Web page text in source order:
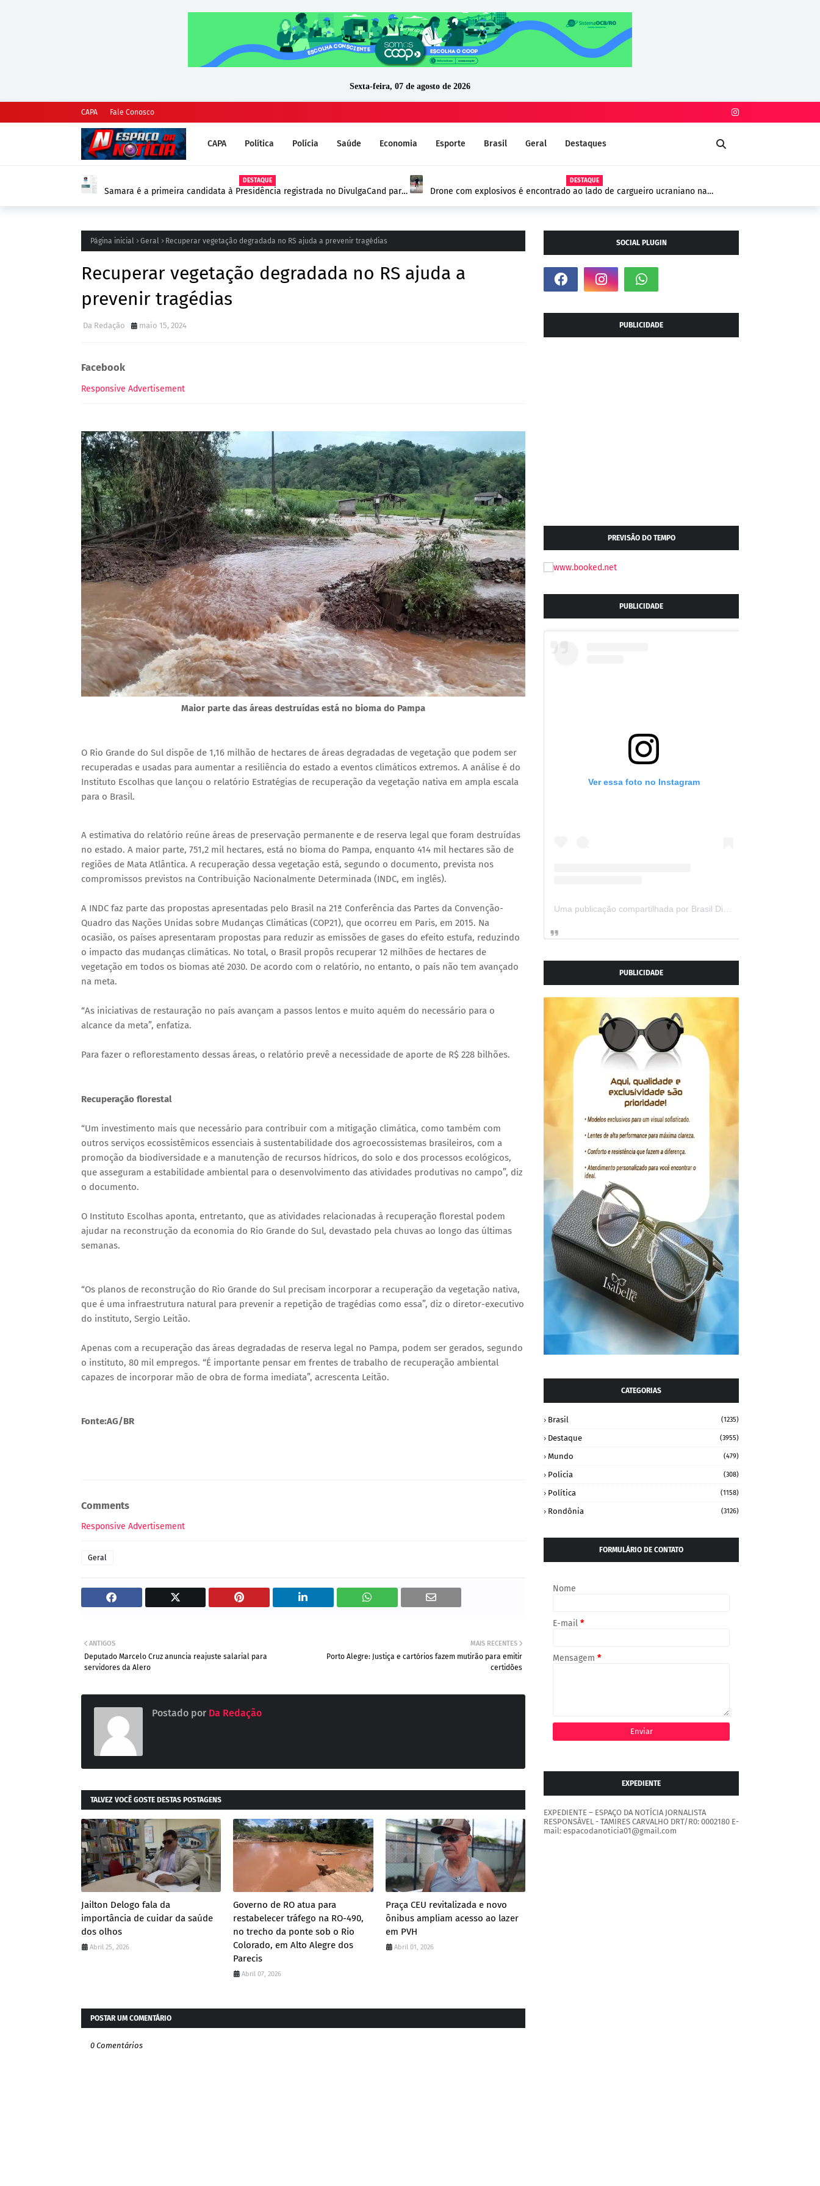
Sexta-feira, 07 de agosto de 2026
CAPA Fale Conosco
CAPA Política Polícia Saúde Economia Esporte Brasil Geral Destaques
DESTAQUE
Samara é a primeira candidata à Presidência registrada no DivulgaCand para
DESTAQUE
Drone com explosivos é encontrado ao lado de cargueiro ucraniano na
Página inicial Geral Recuperar vegetação degradada no RS ajuda a prevenir tragédias
Recuperar vegetação degradada no RS ajuda a
prevenir tragédias
Da Redação maio 15, 2024
Facebook
Responsive Advertisement
Maior parte das áreas destruídas está no bioma do Pampa
O Rio Grande do Sul dispõe de 1,16 milhão de hectares de áreas degradadas de vegetação que podem ser
recuperadas e usadas para aumentar a resiliência do estado a eventos climáticos extremos. A análise é do
Instituto Escolhas que lançou o relatório Estratégias de recuperação da vegetação nativa em ampla escala
para o Brasil.
A estimativa do relatório reúne áreas de preservação permanente e de reserva legal que foram destruídas
no estado. A maior parte, 751,2 mil hectares, está no bioma do Pampa, enquanto 414 mil hectares são de
regiões de Mata Atlântica. A recuperação dessa vegetação está, segundo o documento, prevista nos
compromissos previstos na Contribuição Nacionalmente Determinada (INDC, em inglês).
A INDC faz parte das propostas apresentadas pelo Brasil na 21ª Conferência das Partes da Convenção-
Quadro das Nações Unidas sobre Mudanças Climáticas (COP21), que ocorreu em Paris, em 2015. Na
ocasião, os países apresentaram propostas para reduzir as emissões de gases do efeito estufa, reduzindo
o impacto das mudanças climáticas. No total, o Brasil propôs recuperar 12 milhões de hectares de
vegetação em todos os biomas até 2030. De acordo com o relatório, no entanto, o país não tem avançado
na meta.
“As iniciativas de restauração no país avançam a passos lentos e muito aquém do necessário para o
alcance da meta”, enfatiza.
Para fazer o reflorestamento dessas áreas, o relatório prevê a necessidade de aporte de R$ 228 bilhões.
Recuperação florestal
“Um investimento mais que necessário para contribuir com a mitigação climática, como também com
outros serviços ecossistêmicos essenciais à sustentabilidade dos agroecossistemas brasileiros, com a
promoção da biodiversidade e a manutenção de recursos hídricos, do solo e dos processos ecológicos,
que asseguram a estabilidade ambiental para o desenvolvimento das atividades produtivas no campo”, diz
o documento.
O Instituto Escolhas aponta, entretanto, que as atividades relacionadas à recuperação florestal podem
ajudar na reconstrução da economia do Rio Grande do Sul, devastado pela chuvas ao longo das últimas
semanas.
“Os planos de reconstrução do Rio Grande do Sul precisam incorporar a recuperação da vegetação nativa,
que é uma infraestrutura natural para prevenir a repetição de tragédias como essa”, diz o diretor-executivo
do instituto, Sergio Leitão.
Apenas com a recuperação das áreas degradadas de reserva legal no Pampa, podem ser gerados, segundo
o instituto, 80 mil empregos. “É importante pensar em frentes de trabalho de recuperação ambiental
capazes de incorporar mão de obra de forma imediata”, acrescenta Leitão.
Fonte:AG/BR
Comments
Responsive Advertisement
Geral
MAIS RECENTES
Porto Alegre: Justiça e cartórios fazem mutirão para emitir
certidões
ANTIGOS
Deputado Marcelo Cruz anuncia reajuste salarial para
servidores da Alero
Postado por Da Redação
TALVEZ VOCÊ GOSTE DESTAS POSTAGENS
Jailton Delogo fala da
importância de cuidar da saúde
dos olhos
Abril 25, 2026
Governo de RO atua para
restabelecer tráfego na RO-490,
no trecho da ponte sob o Rio
Colorado, em Alto Alegre dos
Parecis
Abril 07, 2026
Praça CEU revitalizada e novo
ônibus ampliam acesso ao lazer
em PVH
Abril 01, 2026
POSTAR UM COMENTÁRIO
0 Comentários
SOCIAL PLUGIN
PUBLICIDADE
PREVISÃO DO TEMPO
PUBLICIDADE
Ver essa foto no Instagram
PUBLICIDADE
CATEGORIAS
Brasil (1235)
Destaque (3955)
Mundo (479)
Policia (308)
Política (1158)
Rondônia (3126)
FORMULÁRIO DE CONTATO
Nome
E-mail *
Mensagem *
EXPEDIENTE
EXPEDIENTE – ESPAÇO DA NOTÍCIA JORNALISTA
RESPONSÁVEL - TAMIRES CARVALHO DRT/R0: 0002180 E-
mail: espacodanoticia01@gmail.com